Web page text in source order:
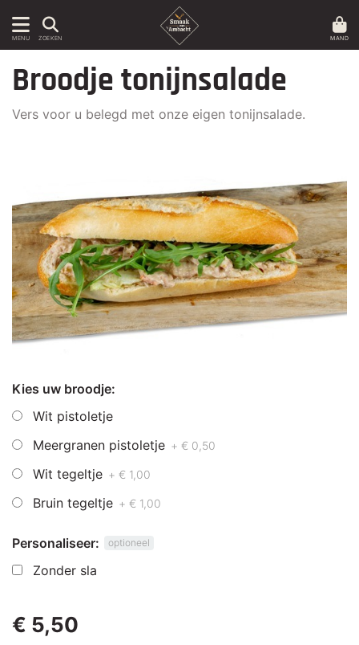
MENU ZOEKEN MAND
Broodje tonijnsalade
Vers voor u belegd met onze eigen tonijnsalade.
Kies uw broodje:
Wit pistoletje
Meergranen pistoletje + € 0,50
Wit tegeltje + € 1,00
Bruin tegeltje + € 1,00
Personaliseer: optioneel
Zonder sla
€ 5,50